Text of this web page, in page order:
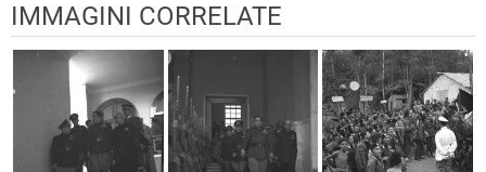
IMMAGINI CORRELATE